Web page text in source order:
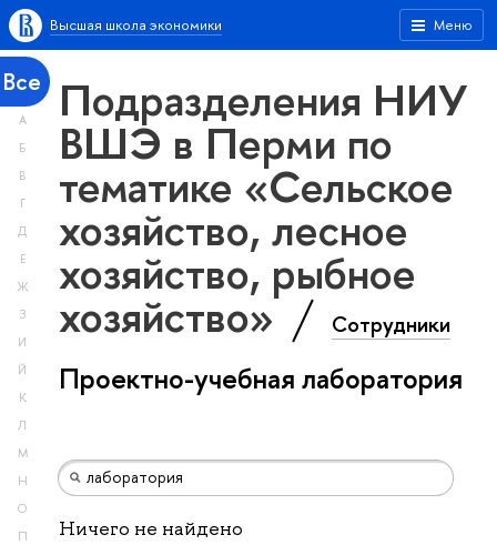
Меню
Высшая школа экономики
Все
А
Б
В
Г
Д
Е
Ж
З
И
Й
К
Л
М
Н
О
П
Подразделения НИУ
ВШЭ в Перми по
тематике «Сельское
хозяйство, лесное
хозяйство, рыбное
хозяйство» Сотрудники
Проектно-учебная лаборатория
Ничего не найдено